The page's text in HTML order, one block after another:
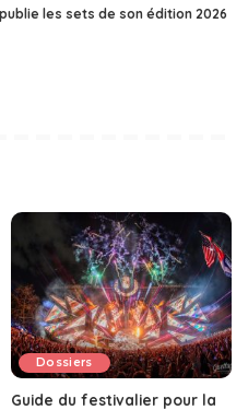
les sets de son édition 2026
Dossiers
Guide du festivalier pour la